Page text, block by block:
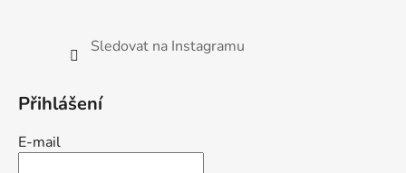
Sledovat na Instagramu
Přihlášení
E-mail